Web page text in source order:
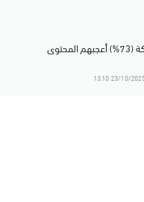
23/10/2025